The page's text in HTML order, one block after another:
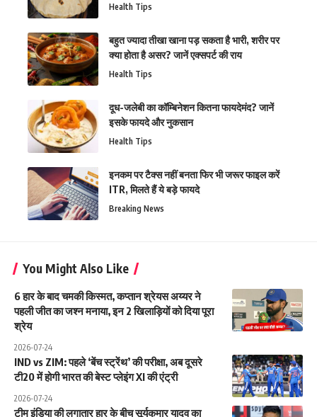
Health Tips
बहुत ज्यादा तीखा खाना पड़ सकता है भारी, शरीर पर
क्या होता है असर? जानें एक्सपर्ट की राय
Health Tips
दूध-जलेबी का कॉम्बिनेशन कितना फायदेमंद? जानें
इसके फायदे और नुकसान
Health Tips
इनकम पर टैक्स नहीं बनता फिर भी जरूर फाइल करें
ITR, मिलते हैं ये बड़े फायदे
Breaking News
You Might Also Like
6 हार के बाद चमकी किस्मत, कप्तान श्रेयस अय्यर ने
पहली जीत का जश्न मनाया, इन 2 खिलाड़ियों को दिया पूरा
श्रेय
2026-07-24
IND vs ZIM: पहले ‘बेंच स्ट्रेंथ’ की परीक्षा, अब दूसरे
टी20 में होगी भारत की बेस्ट प्लेइंग XI की एंट्री
2026-07-24
टीम इंडिया की लगातार हार के बीच सूर्यकुमार यादव का